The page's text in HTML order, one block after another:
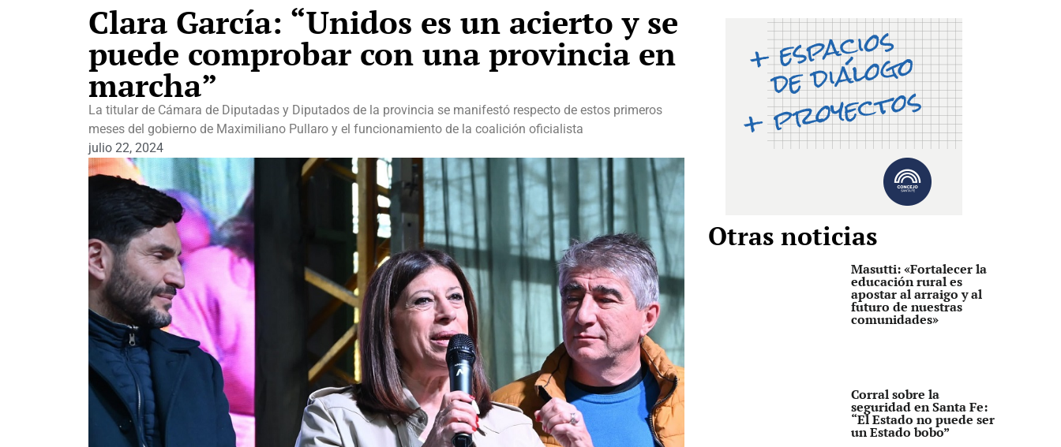
Clara García: “Unidos es un acierto y se
puede comprobar con una provincia en
marcha”
La titular de Cámara de Diputadas y Diputados de la provincia se manifestó respecto de estos primeros
meses del gobierno de Maximiliano Pullaro y el funcionamiento de la coalición oficialista
julio 22, 2024
Otras noticias
Masutti: «Fortalecer la
educación rural es
apostar al arraigo y al
futuro de nuestras
comunidades»
Corral sobre la
seguridad en Santa Fe:
“El Estado no puede ser
un Estado bobo”